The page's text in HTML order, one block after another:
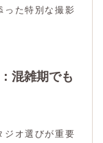
った特別な撮影
混雑期でも
ジオ選びが重要